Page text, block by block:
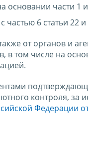
основании части 1 и
6 статьи 22 и
от органов и
в том числе на
контроля,
Федерации